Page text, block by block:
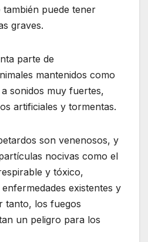
puede tener
graves.
parte de
mantenidos como
sonidos muy fuertes,
artificiales y tormentas.
son venenosos, y
nocivas como el
y tóxico,
existentes y
tanto, los fuegos
un peligro para los